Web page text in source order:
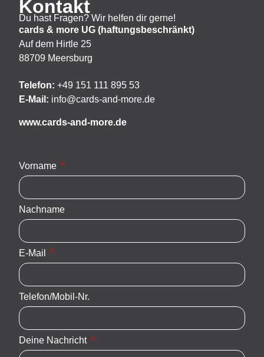
Kontakt
Du hast Fragen? Wir helfen dir gerne!
cards & more UG (haftungsbeschränkt)
Auf dem Hirtle 25
88709 Meersburg
Telefon:+49 151 111 895 53
E-Mail: info@cards-and-more.de
www.cards-and-more.de
Vorname
Nachname
E-Mail
Telefon/Mobil-Nr.
Deine Nachricht